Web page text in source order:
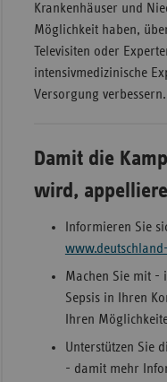
Krankenhäuser und
Möglichkeit haben,
Televisiten oder
intensivmedizinische
Versorgung verbessern.
Damit die
wird,
Informieren Sie
Machen Sie mit -
Sepsis in Ihren
Ihren
Unterstützen Sie
- damit mehr